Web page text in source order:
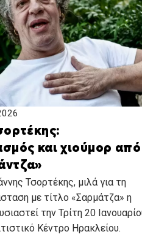
και χιούμορ από
Τσορτέκης, μιλά για τη
με τίτλο «Σαρμάτζα» η
την Τρίτη 20
Κέντρο Ηρακλείου.